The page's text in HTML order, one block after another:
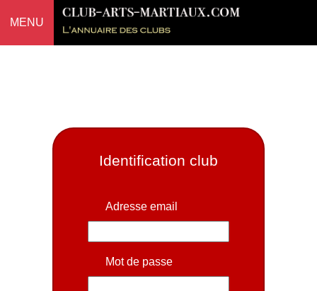
MENU
Identification club
Adresse email
Mot de passe